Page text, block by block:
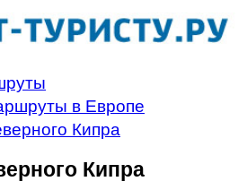
в Европе
Кипра
Кипра